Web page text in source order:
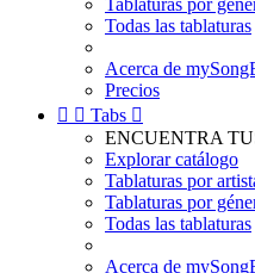
Tablaturas por
Todas las tablaturas
Acerca de
Precios
  Tabs 
ENCUENTRA
Explorar catálogo
Tablaturas por
Tablaturas por
Todas las tablaturas
Acerca de